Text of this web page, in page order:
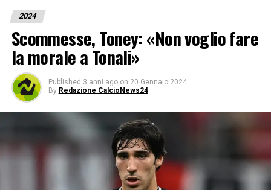
2024
Scommesse, Toney: «Non voglio fare
la morale a Tonali»
Published 3 anni ago on 20 Gennaio 2024
By Redazione CalcioNews24